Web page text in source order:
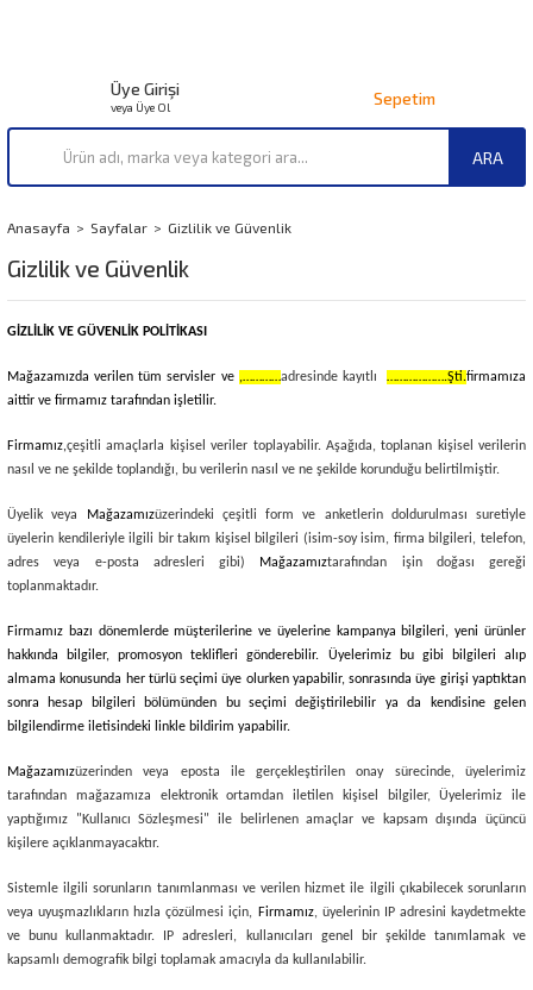
ARA
Üye Girişi
veya Üye Ol Sepetim
Anasayfa Sayfalar Gizlilik ve Güvenlik
Gizlilik ve Güvenlik
GİZLİLİK VE GÜVENLİK POLİTİKASI
Mağazamızda verilen tüm servisler ve ,…………adresinde kayıtlı ……………….Şti.firmamıza
aittir ve firmamız tarafından işletilir.
Firmamız,çeşitli amaçlarla kişisel veriler toplayabilir. Aşağıda, toplanan kişisel verilerin
nasıl ve ne şekilde toplandığı, bu verilerin nasıl ve ne şekilde korunduğu belirtilmiştir.
Üyelik veya Mağazamızüzerindeki çeşitli form ve anketlerin doldurulması suretiyle
üyelerin kendileriyle ilgili bir takım kişisel bilgileri (isim-soy isim, firma bilgileri, telefon,
adres veya e-posta adresleri gibi)
Mağazamıztarafından işin doğası gereği
toplanmaktadır.
Firmamız bazı dönemlerde müşterilerine ve üyelerine kampanya bilgileri, yeni ürünler
hakkında bilgiler, promosyon teklifleri gönderebilir. Üyelerimiz bu gibi bilgileri alıp
almama konusunda her türlü seçimi üye olurken yapabilir, sonrasında üye girişi yaptıktan
sonra hesap bilgileri bölümünden bu seçimi değiştirilebilir ya da kendisine gelen
bilgilendirme iletisindeki linkle bildirim yapabilir.
Mağazamızüzerinden veya eposta ile gerçekleştirilen onay sürecinde, üyelerimiz
tarafından mağazamıza elektronik ortamdan iletilen kişisel bilgiler, Üyelerimiz ile
yaptığımız "Kullanıcı Sözleşmesi" ile belirlenen amaçlar ve kapsam dışında üçüncü
kişilere açıklanmayacaktır.
Sistemle ilgili sorunların tanımlanması ve verilen hizmet ile ilgili çıkabilecek sorunların
veya uyuşmazlıkların hızla çözülmesi için, Firmamız, üyelerinin IP adresini kaydetmekte
ve bunu kullanmaktadır. IP adresleri, kullanıcıları genel bir şekilde tanımlamak ve
kapsamlı demografik bilgi toplamak amacıyla da kullanılabilir.